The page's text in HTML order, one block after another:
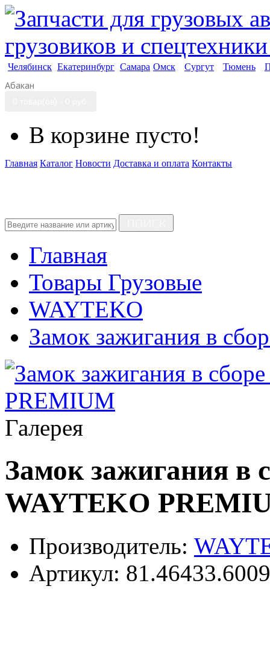
Челябинск Екатеринбург Самара Омск Сургут Тюмень
Абакан
В корзине пусто!
Главная Каталог Новости Доставка и оплата Контакты
Главная
Товары Грузовые
WAYTEKO
Замок зажигания в
Галерея
Замок зажигания в
WAYTEKO
Производитель:
Артикул: 81.46433.6009